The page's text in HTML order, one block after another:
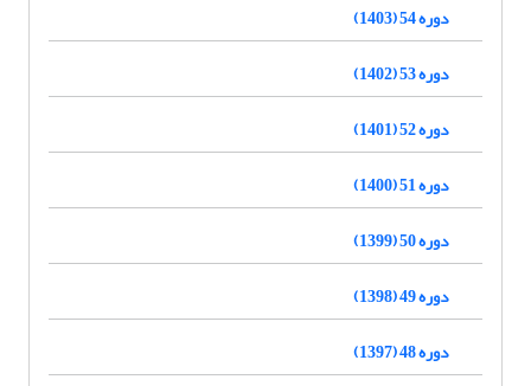
دوره 54 (1403)
دوره 53 (1402)
دوره 52 (1401)
دوره 51 (1400)
دوره 50 (1399)
دوره 49 (1398)
دوره 48 (1397)